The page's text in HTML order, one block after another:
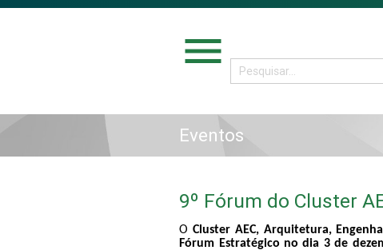
menu
Eventos
9º Fórum do Cluster
O Cluster AEC, Arquitetura,
Fórum Estratégico no dia 3 de